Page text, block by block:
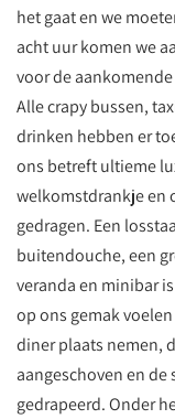
het gaat en we
acht uur komen we
voor de
Alle crapy bussen,
drinken hebben er
ons betreft ultieme
welkomstdrankje en
gedragen. Een
buitendouche, een
veranda en minibar
op ons gemak
diner plaats nemen,
aangeschoven en
gedrapeerd. Onder